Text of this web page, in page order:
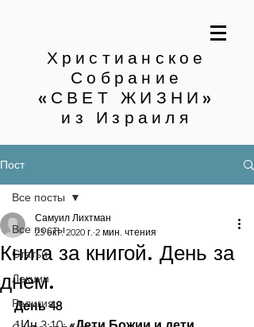
Христианское
Собрание
«СВЕТ ЖИЗНИ»
из Израиля
Пост
Все посты
Статьи
Лекции
Религия
Все посты
Книга за книгой. День за
днем.
Самуил Лихтман
23 окт. 2020 г. 2 мин. чтения
День 48